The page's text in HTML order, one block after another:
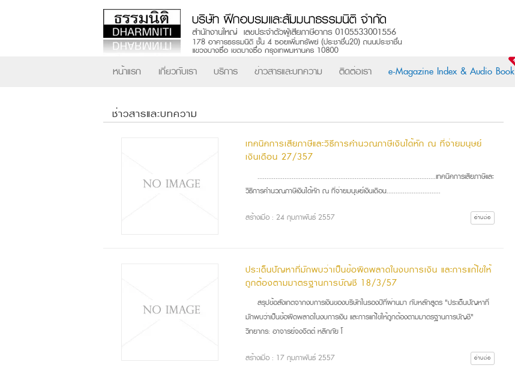
หน้าแรก เกี่ยวกับเรา บริการ ข่าวสารและบทความ ติดต่อเรา e-Magazine Index & Audio Book
ช่าวสารและบทความ
เทคนิคการเสียภาษีและวิธีการคำนวณภาษีเงินได้หัก ณ ที่จ่ายมนุษย์
เงินเดือน 27/357
...................................................................................................เทคนิคการเสียภาษีและ
วิธีการคำนวณภาษีเงินได้หัก ณ ที่จ่ายมนุษย์เงินเดือน..............................
สร้างเมื่อ : 24 กุมภาพันธ์ 2557 อ่านต่อ
ประเด็นปัญหาที่มักพบว่าเป็นข้อผิดพลาดในงบการเงิน และการแก้ไขให้
ถูกต้องตามมาตรฐานการบัญชี 18/3/57
สรุปข้อสังเกตจากงบการเงินของบริษัทในรองปีที่ผ่านมา กับหลักสูตร "ประเด็นปัญหาที่
มักพบว่าเป็นข้อผิดพลาดในงบการเงิน และการแก้ไขให้ถูกต้องตามมาตรฐานการบัญชี"
วิทยากร: อาจารย์จงจิตต์ หลีกภัย โ
สร้างเมื่อ : 17 กุมภาพันธ์ 2557 อ่านต่อ